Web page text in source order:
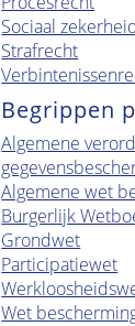
Sociaal
Strafrecht
Begrippen
Algemene
Algemene wet
Burgerlijk
Grondwet
Participatiewet
Wet